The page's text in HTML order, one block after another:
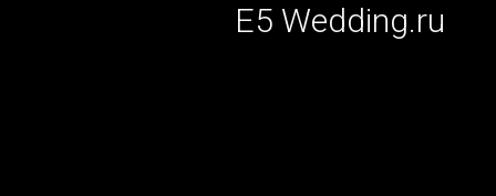
E5 Wedding.ru